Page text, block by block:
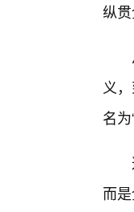
纵
义
名为
而